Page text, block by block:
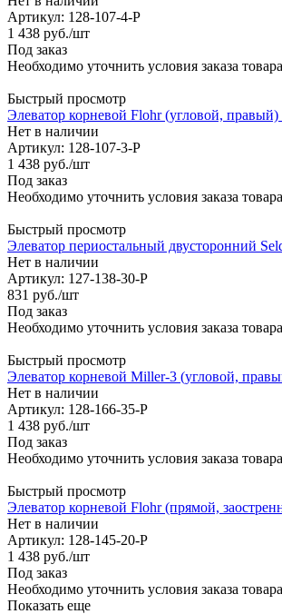
Артикул: 128-107-4-P
1 438 руб./шт
Под заказ
Необходимо уточнить условия заказа
Быстрый просмотр
Элеватор корневой Flohr (угловой, правый)
Нет в наличии
Артикул: 128-107-3-P
1 438 руб./шт
Под заказ
Необходимо уточнить условия заказа
Быстрый просмотр
Элеватор периостальный двусторонний
Нет в наличии
Артикул: 127-138-30-P
831 руб./шт
Под заказ
Необходимо уточнить условия заказа
Быстрый просмотр
Элеватор корневой Miller-3 (угловой,
Нет в наличии
Артикул: 128-166-35-P
1 438 руб./шт
Под заказ
Необходимо уточнить условия заказа
Быстрый просмотр
Элеватор корневой Flohr (прямой,
Нет в наличии
Артикул: 128-145-20-P
1 438 руб./шт
Под заказ
Необходимо уточнить условия заказа
Показать еще